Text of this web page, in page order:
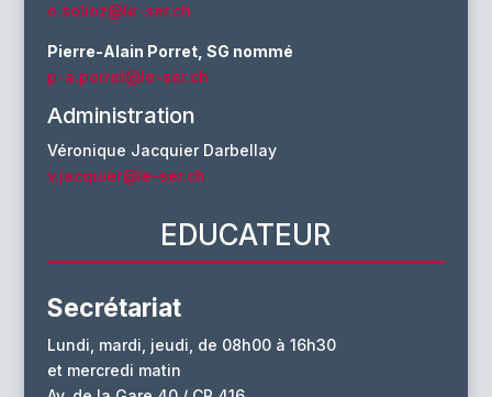
o.solioz@le-ser.ch
Pierre-Alain Porret, SG nommé
p-a.porret@le-ser.ch
Administration
Véronique Jacquier Darbellay
v.jacquier@le-ser.ch
EDUCATEUR
Secrétariat
Lundi, mardi, jeudi, de 08h00 à 16h30
et mercredi matin